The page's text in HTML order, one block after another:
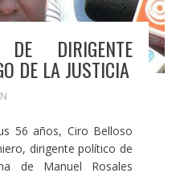
DIRIGENTE
DE LA JUSTICIA
56 años, Ciro Belloso
dirigente político de
de Manuel Rosales